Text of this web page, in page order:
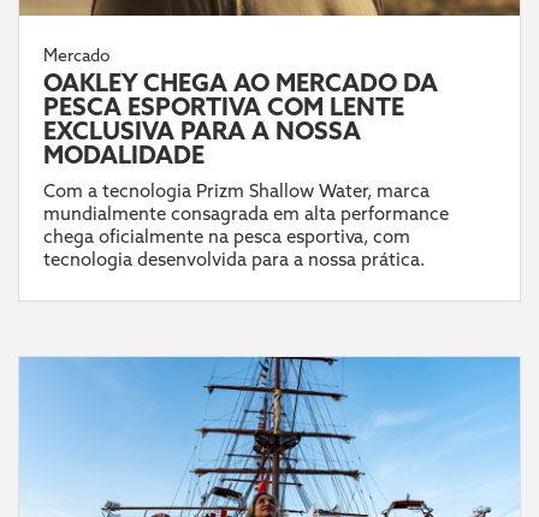
Mercado
OAKLEY CHEGA AO MERCADO DA
PESCA ESPORTIVA COM LENTE
EXCLUSIVA PARA A NOSSA
MODALIDADE
Com a tecnologia Prizm Shallow Water, marca
mundialmente consagrada em alta performance
chega oficialmente na pesca esportiva, com
tecnologia desenvolvida para a nossa prática.